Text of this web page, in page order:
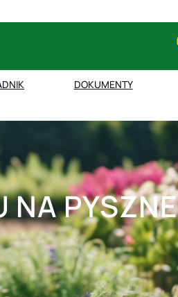
DOKUMENTY
NA PYSZNE